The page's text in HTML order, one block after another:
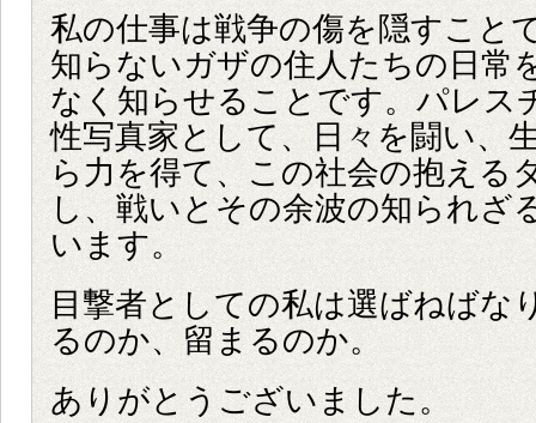
私の仕事は戦争の傷を隠すこと
知らないガザの住人たちの日常
なく知らせることです。パレス
性写真家として、日々を闘い、
ら力を得て、この社会の抱える
し、戦いとその余波の知られざ
います。
目撃者としての私は選ばねばな
るのか、留まるのか。
ありがとうございました。